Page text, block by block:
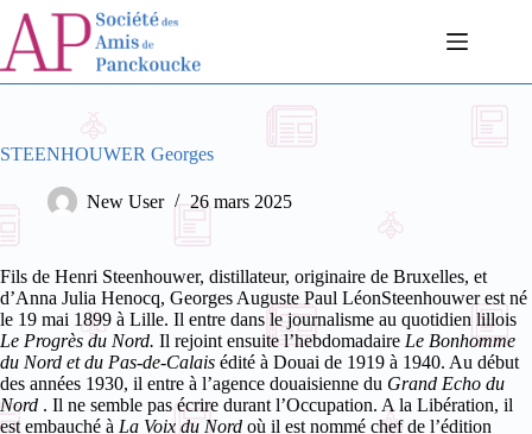
Passer
contenu
STEENHOUWER Georges
New User 26 mars 2025
Fils de Henri Steenhouwer, distillateur, originaire de Bruxelles, et
d’Anna Julia Henocq, Georges Auguste Paul LéonSteenhouwer est né
le 19 mai 1899 à Lille. Il entre dans le journalisme au quotidien lillois
Le Progrès du Nord. Il rejoint ensuite l’hebdomadaire Le Bonhomme
du Nord et du Pas-de-Calais édité à Douai de 1919 à 1940. Au début
des années 1930, il entre à l’agence douaisienne du Grand Echo du
Nord . Il ne semble pas écrire durant l’Occupation. A la Libération, il
est embauché à La Voix du Nord où il est nommé chef de l’édition